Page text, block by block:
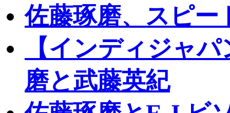
佐藤琢磨、スピー
【インディジャ
磨と武藤英紀